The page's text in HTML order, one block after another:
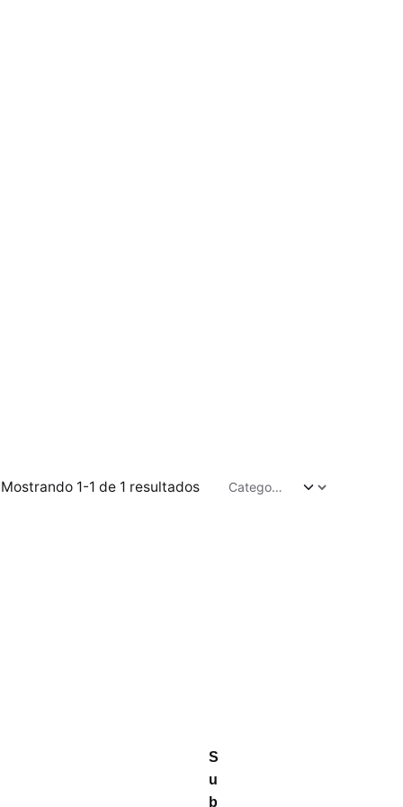
Mostrando 1-1 de 1 resultados
S
u
b